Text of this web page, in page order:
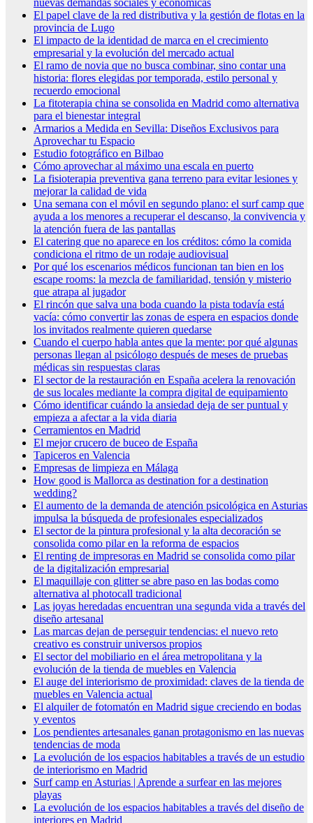
nuevas demandas sociales y económicas
El papel clave de la red distributiva y la gestión de flotas en la
provincia de Lugo
El impacto de la identidad de marca en el crecimiento
empresarial y la evolución del mercado actual
El ramo de novia que no busca combinar, sino contar una
historia: flores elegidas por temporada, estilo personal y
recuerdo emocional
La fitoterapia china se consolida en Madrid como alternativa
para el bienestar integral
Armarios a Medida en Sevilla: Diseños Exclusivos para
Aprovechar tu Espacio
Estudio fotográfico en Bilbao
Cómo aprovechar al máximo una escala en puerto
La fisioterapia preventiva gana terreno para evitar lesiones y
mejorar la calidad de vida
Una semana con el móvil en segundo plano: el surf camp que
ayuda a los menores a recuperar el descanso, la convivencia y
la atención fuera de las pantallas
El catering que no aparece en los créditos: cómo la comida
condiciona el ritmo de un rodaje audiovisual
Por qué los escenarios médicos funcionan tan bien en los
escape rooms: la mezcla de familiaridad, tensión y misterio
que atrapa al jugador
El rincón que salva una boda cuando la pista todavía está
vacía: cómo convertir las zonas de espera en espacios donde
los invitados realmente quieren quedarse
Cuando el cuerpo habla antes que la mente: por qué algunas
personas llegan al psicólogo después de meses de pruebas
médicas sin respuestas claras
El sector de la restauración en España acelera la renovación
de sus locales mediante la compra digital de equipamiento
Cómo identificar cuándo la ansiedad deja de ser puntual y
empieza a afectar a la vida diaria
Cerramientos en Madrid
El mejor crucero de buceo de España
Tapiceros en Valencia
Empresas de limpieza en Málaga
How good is Mallorca as destination for a destination
wedding?
El aumento de la demanda de atención psicológica en Asturias
impulsa la búsqueda de profesionales especializados
El sector de la pintura profesional y la alta decoración se
consolida como pilar en la reforma de espacios
El renting de impresoras en Madrid se consolida como pilar
de la digitalización empresarial
El maquillaje con glitter se abre paso en las bodas como
alternativa al photocall tradicional
Las joyas heredadas encuentran una segunda vida a través del
diseño artesanal
Las marcas dejan de perseguir tendencias: el nuevo reto
creativo es construir universos propios
El sector del mobiliario en el área metropolitana y la
evolución de la tienda de muebles en Valencia
El auge del interiorismo de proximidad: claves de la tienda de
muebles en Valencia actual
El alquiler de fotomatón en Madrid sigue creciendo en bodas
y eventos
Los pendientes artesanales ganan protagonismo en las nuevas
tendencias de moda
La evolución de los espacios habitables a través de un estudio
de interiorismo en Madrid
Surf camp en Asturias | Aprende a surfear en las mejores
playas
La evolución de los espacios habitables a través del diseño de
interiores en Madrid